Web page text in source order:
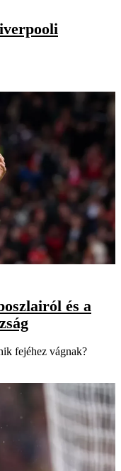
és a
fejéhez vágnak?